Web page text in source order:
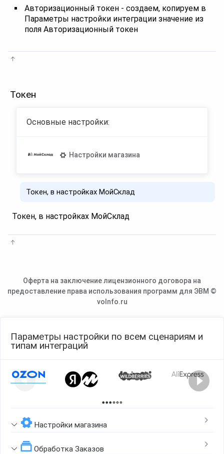
Авторизационный токен - создаем, копируем в
Параметры настройки интеграции значение из
поля Авторизационный токен
Токен
Основные настройки:
Настройки магазина
Токен, в настройках МойСклад
Токен, в настройках МойСклад
Оферта на заключение лицензионного договора на
предоставление права использования программ для ЭВМ ©
voInfo.ru
Параметры настройки по всем сценариям и
типам интеграций
Настройки магазина
Обработка Заказов